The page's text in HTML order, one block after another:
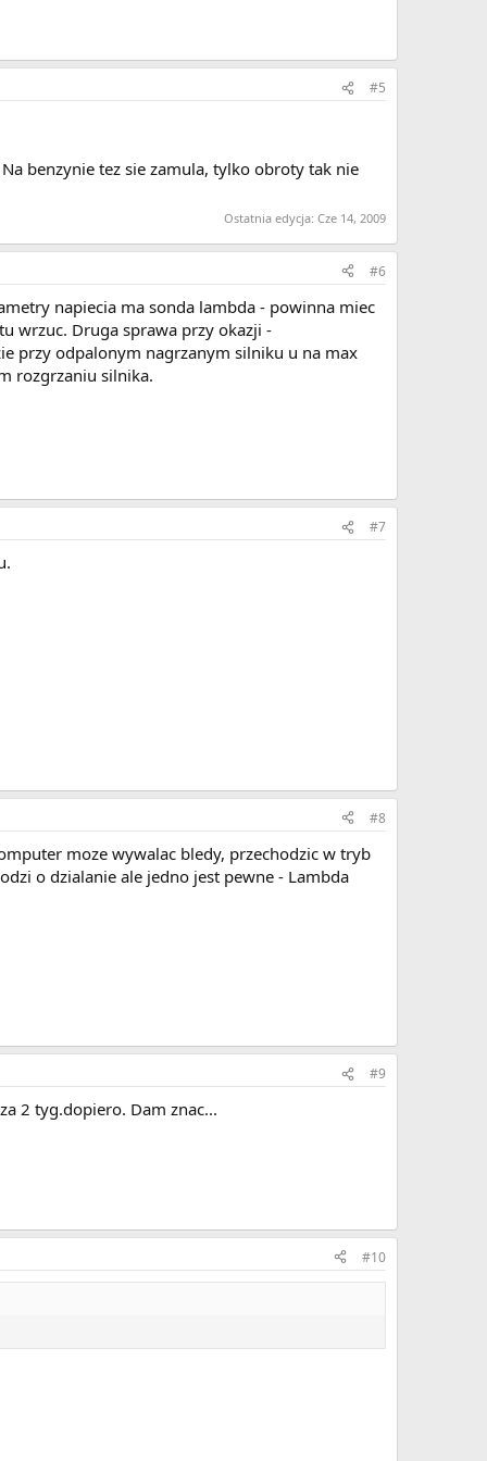
#5
benzynie tez sie zamula, tylko obroty tak nie
Ostatnia edycja: Cze 14, 2009
#6
napiecia ma sonda lambda - powinna miec
wrzuc. Druga sprawa przy okazji -
przy odpalonym nagrzanym silniku u na max
rozgrzaniu silnika.
#7
#8
moze wywalac bledy, przechodzic w tryb
o dzialanie ale jedno jest pewne - Lambda
#9
2 tyg.dopiero. Dam znac...
#10